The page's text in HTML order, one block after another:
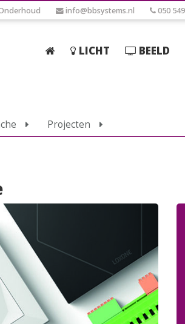
info@bbsystems.nl 050
Beeld
IT
Webshop
– 54 91 662
Route
LICHT BEELD
Projecten